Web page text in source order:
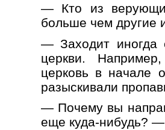
— Кто из
больше чем другие
— Заходит иногда
церкви.
церковь в начале
разыскивали
— Почему вы
еще куда-нибудь? —